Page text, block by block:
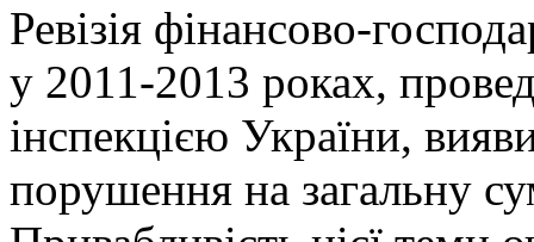
Ревізія фінансово-
у 2011-2013 роках,
інспекцією України,
порушення на загальну